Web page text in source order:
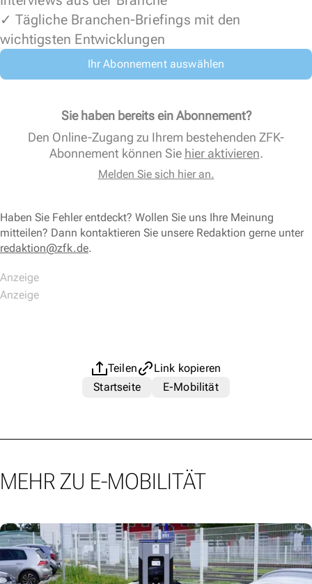
✓ Tägliche Branchen-Briefings mit den
wichtigsten Entwicklungen
Ihr Abonnement auswählen
Sie haben bereits ein Abonnement?
Den Online-Zugang zu Ihrem bestehenden ZFK-
Abonnement können Sie hier aktivieren.
Melden Sie sich hier an.
Haben Sie Fehler entdeckt? Wollen Sie uns Ihre Meinung
mitteilen? Dann kontaktieren Sie unsere Redaktion gerne unter
redaktion@zfk.de.
Teilen
Link kopieren
Startseite
E-Mobilität
MEHR ZU E-MOBILITÄT